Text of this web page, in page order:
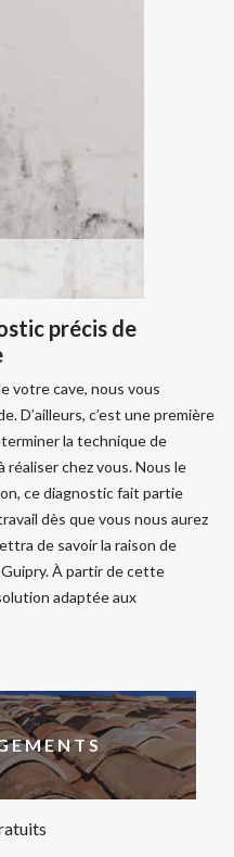
précis de
votre cave, nous vous
D’ailleurs, c’est une première
la technique de
réaliser chez vous. Nous le
ce diagnostic fait partie
dès que vous nous aurez
de savoir la raison de
À partir de cette
adaptée aux